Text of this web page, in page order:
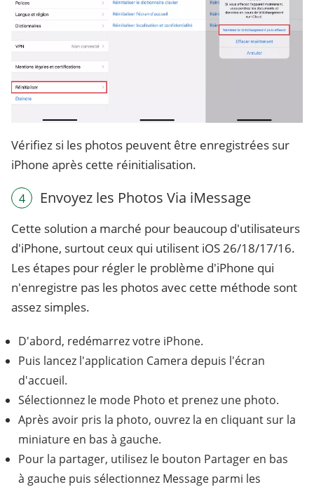
Vérifiez si les photos peuvent être enregistrées sur
iPhone après cette réinitialisation.
4 Envoyez les Photos Via iMessage
Cette solution a marché pour beaucoup d'utilisateurs
d'iPhone, surtout ceux qui utilisent iOS 26/18/17/16.
Les étapes pour régler le problème d'iPhone qui
n'enregistre pas les photos avec cette méthode sont
assez simples.
D'abord, redémarrez votre iPhone.
Puis lancez l'application Camera depuis l'écran
d'accueil.
Sélectionnez le mode Photo et prenez une photo.
Après avoir pris la photo, ouvrez la en cliquant sur la
miniature en bas à gauche.
Pour la partager, utilisez le bouton Partager en bas
à gauche puis sélectionnez Message parmi les